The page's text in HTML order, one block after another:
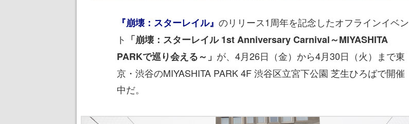
『崩壊：スターレイル』 のリリース1周年を記念したオフラインイベン
ト 「崩壊：スターレイル 1st Anniversary Carnival～MIYASHITA
PARKで巡り会える～」 が、4月26日（金）から4月30日（火）まで東
京・渋谷のMIYASHITA PARK 4F 渋谷区立宮下公園 芝生ひろばで開催
中だ。